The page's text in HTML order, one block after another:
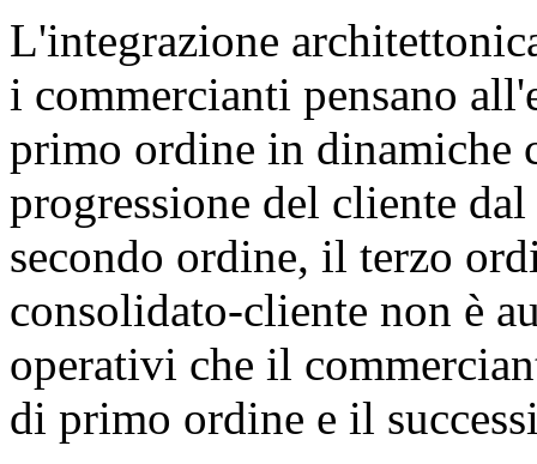
L'integrazione
i commercianti pensano
primo ordine in dinamiche
progressione del cliente
secondo ordine, il terzo
consolidato-cliente non è
operativi che il
di primo ordine e il